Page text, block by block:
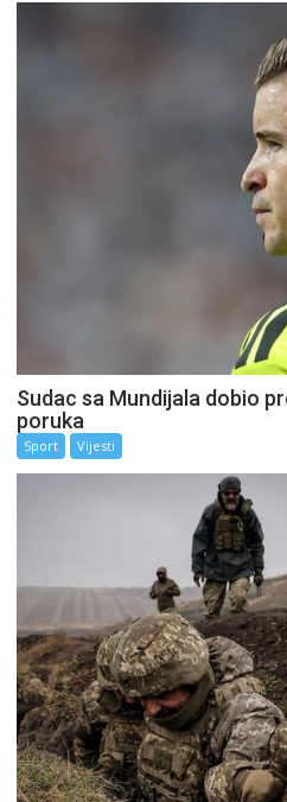
Sudac sa Mundijala dobio
poruka
Sport Vijesti